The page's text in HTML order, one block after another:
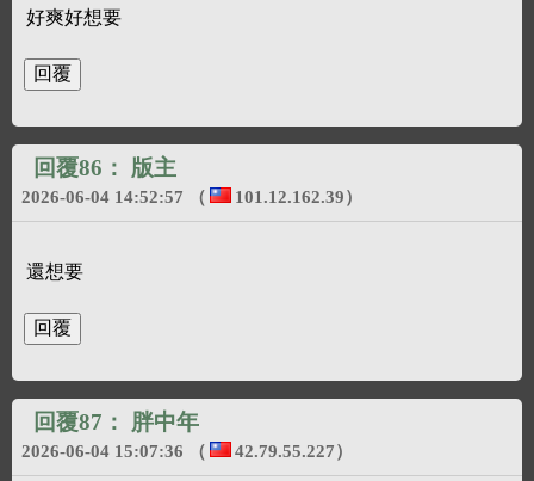
好爽好想要
回覆86： 版主
2026-06-04 14:52:57 （ 101.12.162.39）
還想要
回覆87： 胖中年
2026-06-04 15:07:36 （ 42.79.55.227）